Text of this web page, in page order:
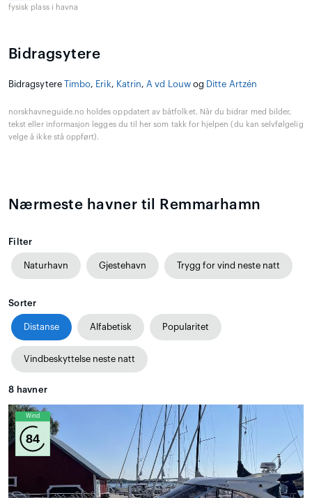
fysisk plass i havna
Bidragsytere
Bidragsytere Timbo, Erik, Katrin, A vd Louwog Ditte Artzén
norskhavneguide.no holdes oppdatert av båtfolket. Når du bidrar med bilder,
tekst eller informasjon legges du til her som takk for hjelpen (du kan selvfølgelig
velge å ikke stå oppført).
Nærmeste havner til Remmarhamn
Filter
Naturhavn Gjestehavn Trygg for vind neste natt
Sorter
Distanse Alfabetisk Popularitet
Vindbeskyttelse neste natt
8 havner
Wind
84